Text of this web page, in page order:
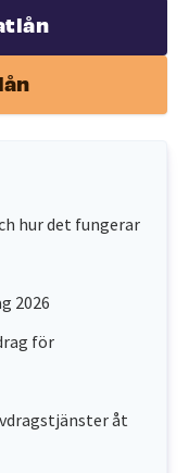
hur det fungerar
2026
för
åt